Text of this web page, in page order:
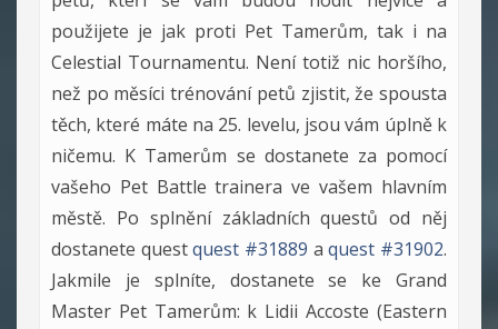
použijete je jak proti Pet Tamerům, tak i na
Celestial Tournamentu. Není totiž nic horšího,
než po měsíci trénování petů zjistit, že spousta
těch, které máte na 25. levelu, jsou vám úplně k
ničemu. K Tamerům se dostanete za pomocí
vašeho Pet Battle trainera ve vašem hlavním
městě. Po splnění základních questů od něj
dostanete questquest #31889 aquest #31902.
Jakmile je splníte, dostanete se ke Grand
Master Pet Tamerům: k Lidii Accoste (Eastern